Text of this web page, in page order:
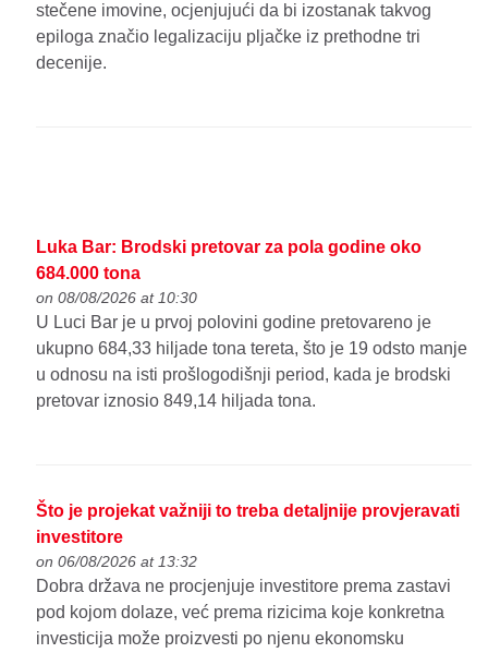
stečene imovine, ocjenjujući da bi izostanak takvog
epiloga značio legalizaciju pljačke iz prethodne tri
decenije.
Luka Bar: Brodski pretovar za pola godine oko
684.000 tona
on 08/08/2026 at 10:30
U Luci Bar je u prvoj polovini godine pretovareno je
ukupno 684,33 hiljade tona tereta, što je 19 odsto manje
u odnosu na isti prošlogodišnji period, kada je brodski
pretovar iznosio 849,14 hiljada tona.
Što je projekat važniji to treba detaljnije provjeravati
investitore
on 06/08/2026 at 13:32
Dobra država ne procjenjuje investitore prema zastavi
pod kojom dolaze, već prema rizicima koje konkretna
investicija može proizvesti po njenu ekonomsku